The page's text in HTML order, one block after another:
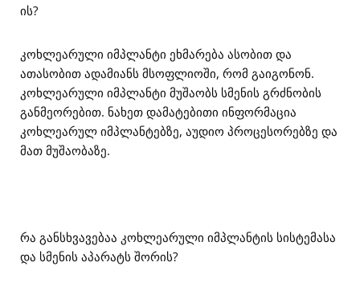
ის?
კოხლეარული იმპლანტი ეხმარება ასობით და
ათასობით ადამიანს მსოფლიოში, რომ გაიგონონ.
კოხლეარული იმპლანტი მუშაობს სმენის გრძნობის
განმეორებით. ნახეთ დამატებითი ინფორმაცია
კოხლეარულ იმპლანტებზე, აუდიო პროცესორებზე და
მათ მუშაობაზე.
რა განსხვავებაა კოხლეარული იმპლანტის სისტემასა
და სმენის აპარატს შორის?